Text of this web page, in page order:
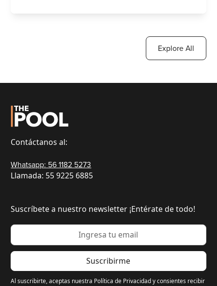
Explore All
Contáctanos al:
Whatsapp: 56 1182 5273
Llamada: 55 9225 6885
Suscríbete a nuestro newsletter ¡Entérate de todo!
Al suscribirte, aceptas nuestra Política de Privacidad y consientes recibir